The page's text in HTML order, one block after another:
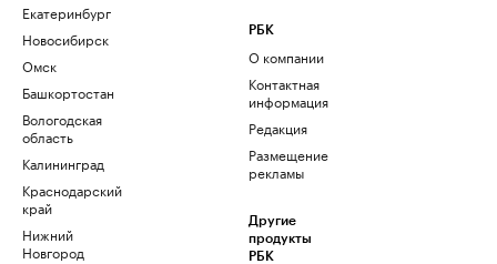
Екатеринбург
Новосибирск
Омск
Башкортостан
Вологодская
область
Калининград
Краснодарский
край
Нижний
Новгород
РБК
О компании
Контактная
информация
Редакция
Размещение
рекламы
Другие
продукты
РБК